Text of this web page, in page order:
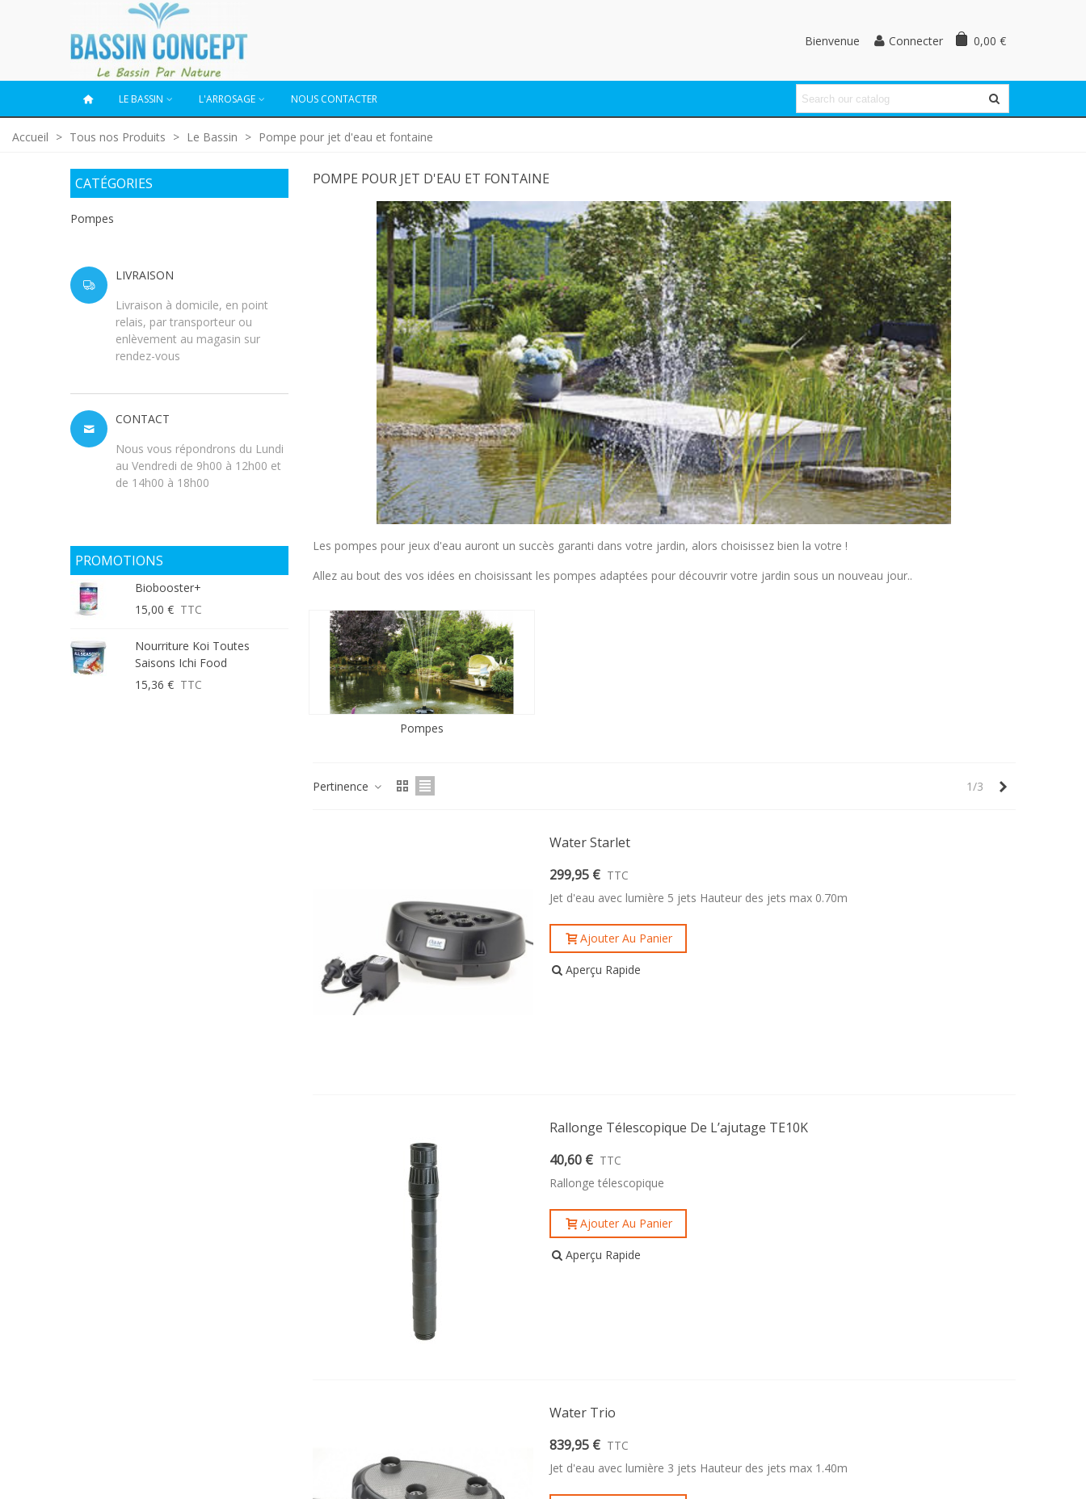
Bienvenue Connecter 0,00 €
LE BASSIN L'ARROSAGE NOUS CONTACTER
Accueil > Tous nos Produits > Le Bassin > Pompe pour jet d'eau et fontaine
CATÉGORIES
Pompes
LIVRAISON
Livraison à domicile, en point
relais, par transporteur ou
enlèvement au magasin sur
rendez-vous
CONTACT
Nous vous répondrons du Lundi
au Vendredi de 9h00 à 12h00 et
de 14h00 à 18h00
PROMOTIONS
Biobooster+
15,00 € TTC
Nourriture Koi Toutes
Saisons Ichi Food
15,36 € TTC
POMPE POUR JET D'EAU ET FONTAINE
Les pompes pour jeux d'eau auront un succès garanti dans votre jardin, alors choisissez bien la votre !
Allez au bout des vos idées en choisissant les pompes adaptées pour découvrir votre jardin sous un nouveau jour..
Pompes
Pertinence 1/3
Water Starlet
299,95 € TTC
Jet d'eau avec lumière 5 jets Hauteur des jets max 0.70m
Ajouter Au Panier
Aperçu Rapide
Rallonge Télescopique De L’ajutage TE10K
40,60 € TTC
Rallonge télescopique
Ajouter Au Panier
Aperçu Rapide
Water Trio
839,95 € TTC
Jet d'eau avec lumière 3 jets Hauteur des jets max 1.40m